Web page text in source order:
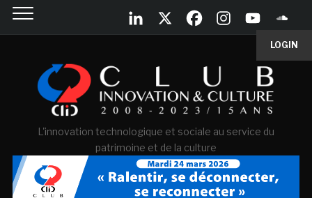
LOGIN
L'innovation technologique et sociale au service du
patrimoine et de la culture